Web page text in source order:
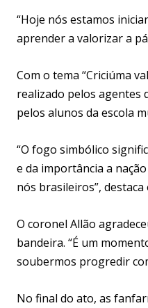
“Hoje nós estamos
aprender a valorizar a
Com o tema “Criciúma
realizado pelos agentes
pelos alunos da escola
“O fogo simbólico
e da importância a
nós brasileiros”,
O coronel Allão
bandeira. “É um
soubermos progredir
No final do ato, as